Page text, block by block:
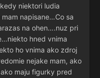
niektori ludia
napisane…Co sa
na ohen….nuz pri
hned vnima
ho vnima ako zdroj
nejake mam, ako
maju figurky pred